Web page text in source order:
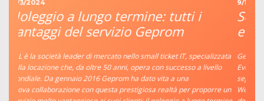
tutti i
ticket IT, specializzata
con successo a livello
dato vita a una
realtà per proporre un
Segnaletica di eccellenza
evento internazionale
Geprom ha avuto l’onore di essere scelta come
Events, con la quale collaboriamo da anni, per
segnaletica fisica e digitale di un evento
World Cup 2022 nel Qatar. La decisione di